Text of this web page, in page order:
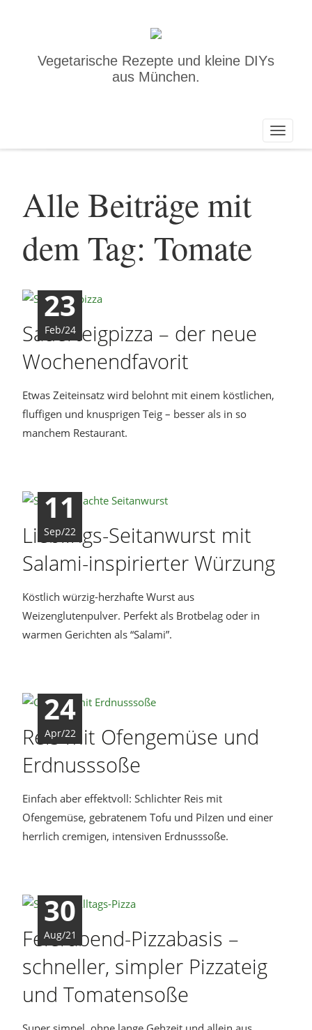
Vegetarische Rezepte und kleine DIYs
aus München.
Toggle
Alle Beiträge mit
dem Tag: Tomate
23
Feb/24
Sauerteigpizza – der neue
Wochenendfavorit
Etwas Zeiteinsatz wird belohnt mit einem köstlichen,
fluffigen und knusprigen Teig – besser als in so
manchem Restaurant.
11
Sep/22
Lieblings-Seitanwurst mit
Salami-inspirierter Würzung
Köstlich würzig-herzhafte Wurst aus
Weizenglutenpulver. Perfekt als Brotbelag oder in
warmen Gerichten als “Salami”.
24
Apr/22
Reis mit Ofengemüse und
Erdnusssoße
Einfach aber effektvoll: Schlichter Reis mit
Ofengemüse, gebratenem Tofu und Pilzen und einer
herrlich cremigen, intensiven Erdnusssoße.
30
Aug/21
Feierabend-Pizzabasis –
schneller, simpler Pizzateig
und Tomatensoße